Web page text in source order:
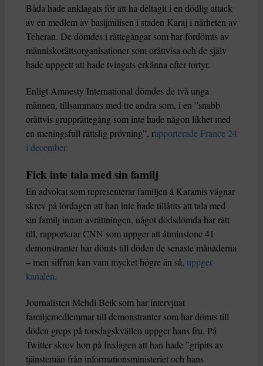
Båda hade anklagats för att ha deltagit i en dödlig attack
av en medlem av basijmilisen i staden Karaj i närheten av
Teheran. De dömdes i rättegångar som har fördömts av
människorättsorganisationer som orättvisa och de själv
hade uppgett att hade tvingats erkänna efter tortyr.
Enligt Amnesty International dömdes de två unga
männen, tillsammans med tre andra som, i en ”snabb
orättvis grupprättegång som inte hade någon likhet med
en meningsfull rättslig prövning”, rapporterade France 24
i december.
Fick inte tala med sin familj
En advokat som representerar familjen å Karamis vägnar
skrev på lördagen att han inte hade tillåtits att tala med
sin familj innan avrättningen, något dödsdömda har rätt
till, rapporterar CNN som uppger att åtminstone 41
demonstranter har dömts till döden de senaste månaderna
– men siffran kan vara mycket högre än så, uppger
kanalen.
Journalisten Mehdi Beik som har intervjuat
familjemedlemmar till demonstranter som har dömts till
döden greps på torsdagskvällen uppger hans fru. På
Twitter skrev hon på fredagen att han hade ”gripits av
tjänstemän från informationsministeriet och hans